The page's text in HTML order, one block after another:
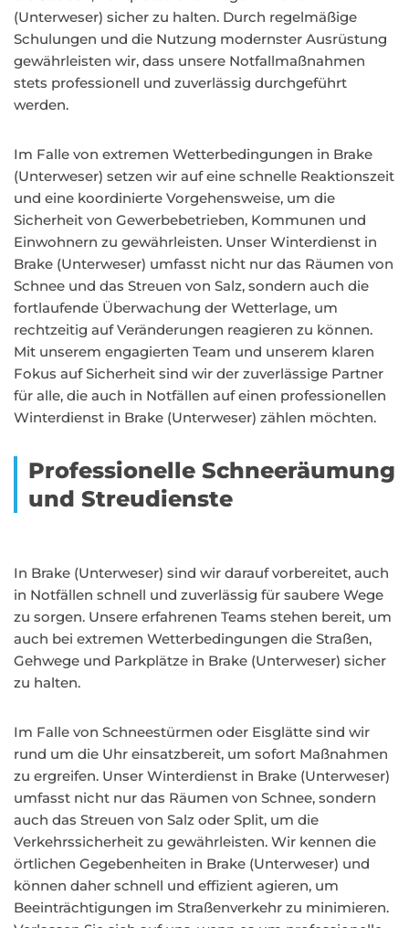
(Unterweser) sicher zu halten. Durch regelmäßige
Schulungen und die Nutzung modernster Ausrüstung
gewährleisten wir, dass unsere Notfallmaßnahmen
stets professionell und zuverlässig durchgeführt
werden.
Im Falle von extremen Wetterbedingungen in Brake
(Unterweser) setzen wir auf eine schnelle Reaktionszeit
und eine koordinierte Vorgehensweise, um die
Sicherheit von Gewerbebetrieben, Kommunen und
Einwohnern zu gewährleisten. Unser Winterdienst in
Brake (Unterweser) umfasst nicht nur das Räumen von
Schnee und das Streuen von Salz, sondern auch die
fortlaufende Überwachung der Wetterlage, um
rechtzeitig auf Veränderungen reagieren zu können.
Mit unserem engagierten Team und unserem klaren
Fokus auf Sicherheit sind wir der zuverlässige Partner
für alle, die auch in Notfällen auf einen professionellen
Winterdienst in Brake (Unterweser) zählen möchten.
Professionelle Schneeräumung
und Streudienste
In Brake (Unterweser) sind wir darauf vorbereitet, auch
in Notfällen schnell und zuverlässig für saubere Wege
zu sorgen. Unsere erfahrenen Teams stehen bereit, um
auch bei extremen Wetterbedingungen die Straßen,
Gehwege und Parkplätze in Brake (Unterweser) sicher
zu halten.
Im Falle von Schneestürmen oder Eisglätte sind wir
rund um die Uhr einsatzbereit, um sofort Maßnahmen
zu ergreifen. Unser Winterdienst in Brake (Unterweser)
umfasst nicht nur das Räumen von Schnee, sondern
auch das Streuen von Salz oder Split, um die
Verkehrssicherheit zu gewährleisten. Wir kennen die
örtlichen Gegebenheiten in Brake (Unterweser) und
können daher schnell und effizient agieren, um
Beeinträchtigungen im Straßenverkehr zu minimieren.